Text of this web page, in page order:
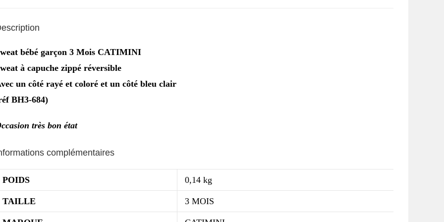
bébé garçon 3 Mois CATIMINI
à capuche zippé réversible
un côté rayé et coloré et un côté bleu clair
BH3-684)
très bon état
complémentaires
POIDS 0,14 kg
TAILLE 3 MOIS